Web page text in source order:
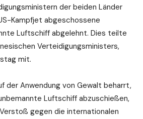
der beiden Länder
Kampfjet abgeschossene
Luftschiff abgelehnt. Dies teilte
Verteidigungsministers,
mit.
der Anwendung von Gewalt beharrt,
Luftschiff abzuschießen,
gegen die internationalen